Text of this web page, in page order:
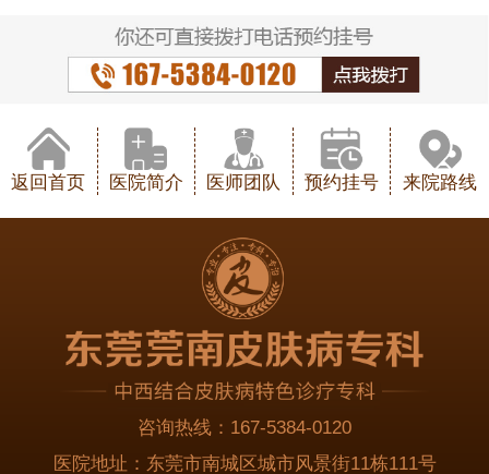
返回首页 医院简介 医师团队 预约挂号 来院路线
咨询热线： 167-5384-0120
医院地址： 东莞市南城区城市风景街11栋111号